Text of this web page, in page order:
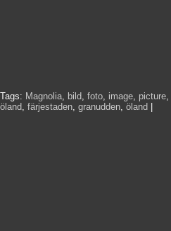
Tags: Magnolia, bild, foto, image, picture,
öland, färjestaden, granudden, öland